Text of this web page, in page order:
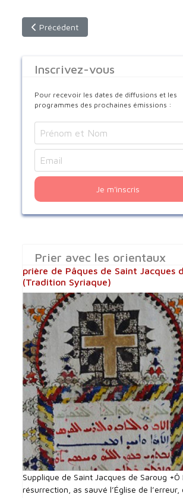
Article précédent : 3 figures de l'Eglise
Précédent
Inscrivez-vous
Pour recevoir les dates de diffusions et les
programmes des prochaines émissions :
Je m'inscris
Prier avec les orientaux
prière de Pâques de Saint Jacques
(Tradition Syriaque)
Supplique de Saint Jacques de Saroug +Ô
résurrection, as sauvé l’Église de